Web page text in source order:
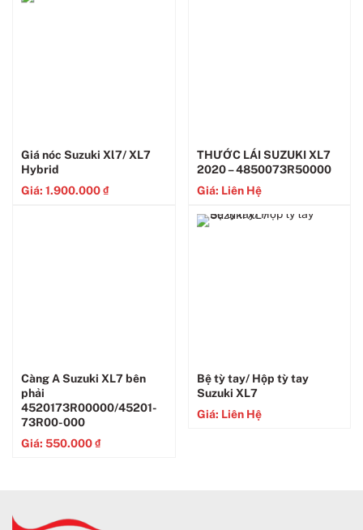
Giá nóc Suzuki Xl7/ XL7
Hybrid
Giá: 1.900.000₫
THƯỚC LÁI SUZUKI XL7
2020 – 4850073R50000
Giá: Liên Hệ
Càng A Suzuki XL7 bên
phải
4520173R00000/45201-
73R00-000
Giá: 550.000₫
Bệ tỳ tay/ Hộp tỳ tay
Suzuki XL7
Giá: Liên Hệ